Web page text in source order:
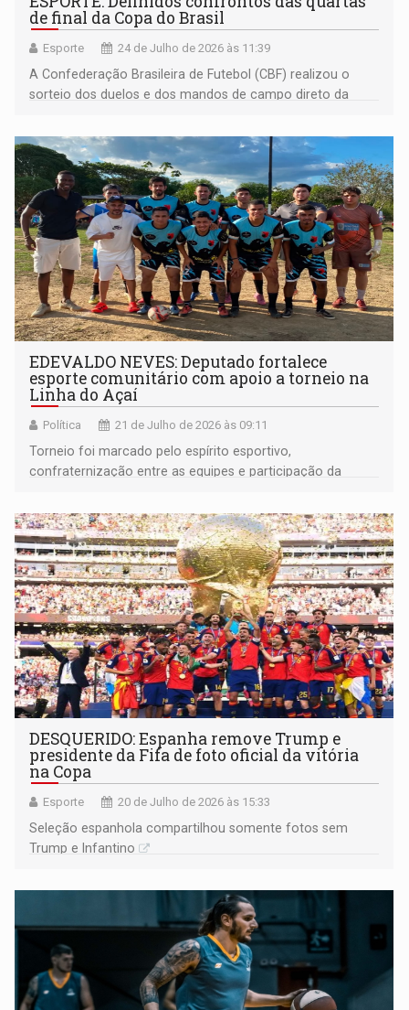
de final da Copa do Brasil
Esporte 24 de Julho de 2026 às 11:39
A Confederação Brasileira de Futebol (CBF) realizou o
sorteio dos duelos e dos mandos de campo direto da
EDEVALDO NEVES: Deputado fortalece
esporte comunitário com apoio a torneio na
Linha do Açaí
Política 21 de Julho de 2026 às 09:11
Torneio foi marcado pelo espírito esportivo,
confraternização entre as equipes e participação da
DESQUERIDO: Espanha remove Trump e
presidente da Fifa de foto oficial da vitória
na Copa
Esporte 20 de Julho de 2026 às 15:33
Seleção espanhola compartilhou somente fotos sem
Trump e Infantino